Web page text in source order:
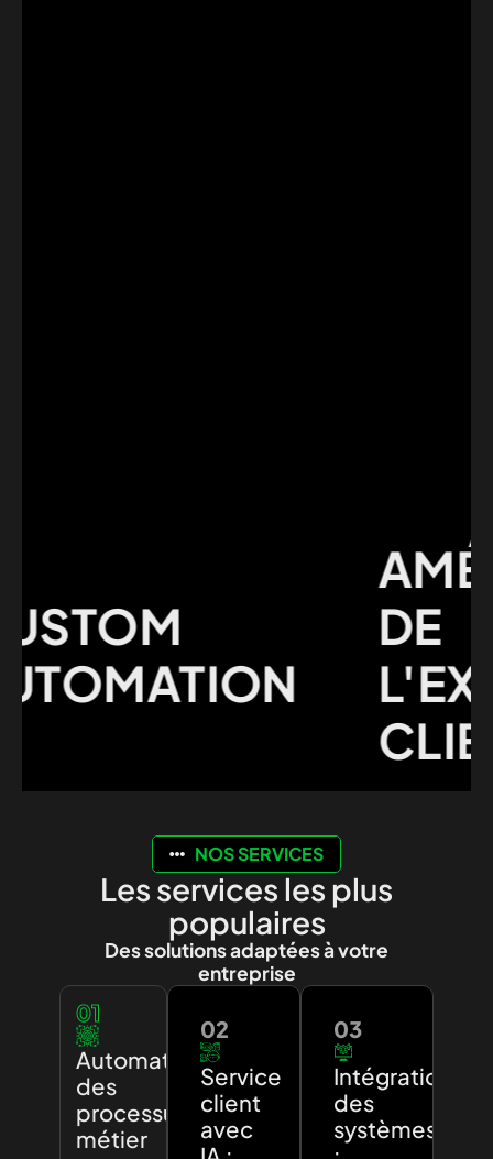
DE
CLIENT
NOS SERVICES
Les services les plus
populaires
Des solutions adaptées à votre
entreprise
01
Automatisation
des
processus
métier
02
Service
client
avec
03
Intégration
des
systèmes